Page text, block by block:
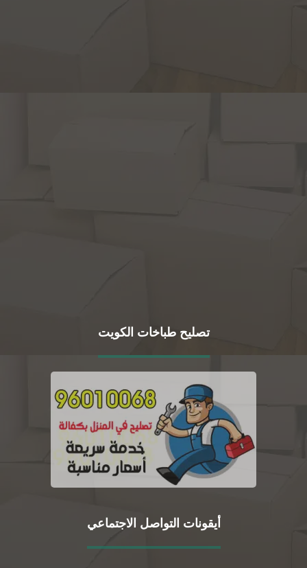
تصليح طباخات الكويت
أيقونات التواصل الاجتماعي